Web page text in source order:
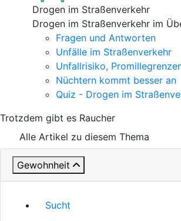
Drogen im Straßenverkehr
Drogen im Straßenverkehr im
Fragen und Antworten
Unfälle im Straßenverkehr
Unfallrisiko,
Nüchtern kommt besser an
Quiz - Drogen im
Trotzdem gibt es Raucher
Alle Artikel zu diesem Thema
Gewohnheit
Sucht